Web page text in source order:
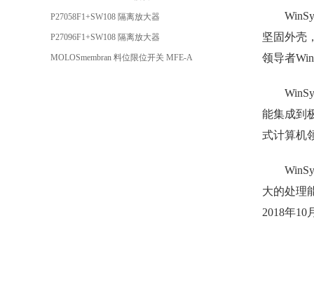
P27058F1+SW108 隔离放大器
P27096F1+SW108 隔离放大器
MOLOSmembran 料位限位开关 MFE-A
坚固外壳
领导者
能集成到
式计算机
大的处理
2018年10